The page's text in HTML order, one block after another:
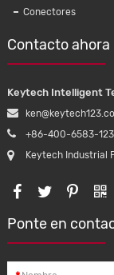
Conectores
Contacto ahora
Keytech Intelligent
+86-400-6583-123
Keytech Industrial
Ponte en